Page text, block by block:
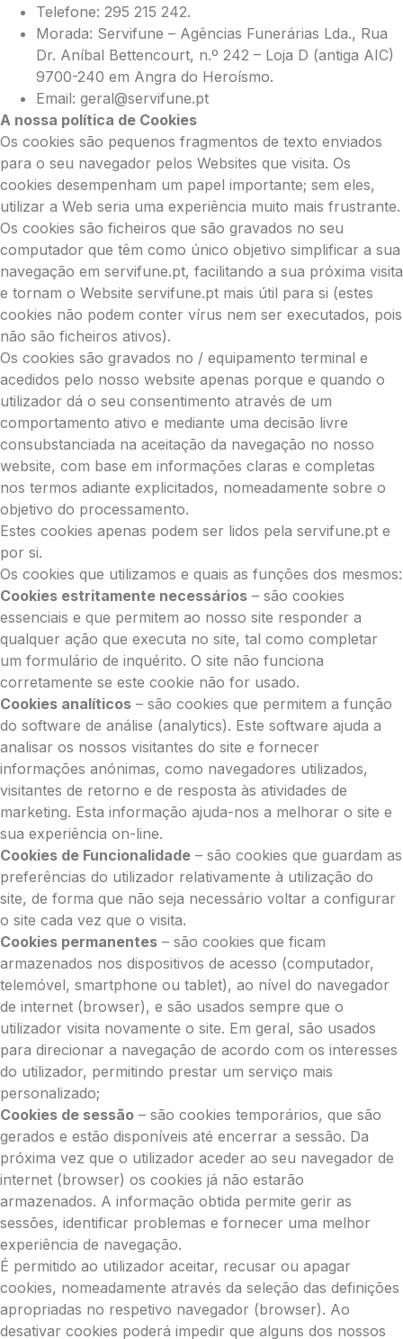
Telefone: 295 215 242.
Morada: Servifune – Agências Funerárias Lda., Rua
Dr. Aníbal Bettencourt, n.º 242 – Loja D (antiga AIC)
9700-240 em Angra do Heroísmo.
Email: geral@servifune.pt
A nossa política de Cookies
Os cookies são pequenos fragmentos de texto enviados
para o seu navegador pelos Websites que visita. Os
cookies desempenham um papel importante; sem eles,
utilizar a Web seria uma experiência muito mais frustrante.
Os cookies são ficheiros que são gravados no seu
computador que têm como único objetivo simplificar a sua
navegação em servifune.pt, facilitando a sua próxima visita
e tornam o Website servifune.pt mais útil para si (estes
cookies não podem conter vírus nem ser executados, pois
não são ficheiros ativos).
Os cookies são gravados no / equipamento terminal e
acedidos pelo nosso website apenas porque e quando o
utilizador dá o seu consentimento através de um
comportamento ativo e mediante uma decisão livre
consubstanciada na aceitação da navegação no nosso
website, com base em informações claras e completas
nos termos adiante explicitados, nomeadamente sobre o
objetivo do processamento.
Estes cookies apenas podem ser lidos pela servifune.pt e
por si.
Os cookies que utilizamos e quais as funções dos mesmos:
Cookies estritamente necessários – são cookies
essenciais e que permitem ao nosso site responder a
qualquer ação que executa no site, tal como completar
um formulário de inquérito. O site não funciona
corretamente se este cookie não for usado.
Cookies analíticos – são cookies que permitem a função
do software de análise (analytics). Este software ajuda a
analisar os nossos visitantes do site e fornecer
informações anónimas, como navegadores utilizados,
visitantes de retorno e de resposta às atividades de
marketing. Esta informação ajuda-nos a melhorar o site e
sua experiência on-line.
Cookies de Funcionalidade – são cookies que guardam as
preferências do utilizador relativamente à utilização do
site, de forma que não seja necessário voltar a configurar
o site cada vez que o visita.
Cookies permanentes – são cookies que ficam
armazenados nos dispositivos de acesso (computador,
telemóvel, smartphone ou tablet), ao nível do navegador
de internet (browser), e são usados sempre que o
utilizador visita novamente o site. Em geral, são usados
para direcionar a navegação de acordo com os interesses
do utilizador, permitindo prestar um serviço mais
personalizado;
Cookies de sessão – são cookies temporários, que são
gerados e estão disponíveis até encerrar a sessão. Da
próxima vez que o utilizador aceder ao seu navegador de
internet (browser) os cookies já não estarão
armazenados. A informação obtida permite gerir as
sessões, identificar problemas e fornecer uma melhor
experiência de navegação.
É permitido ao utilizador aceitar, recusar ou apagar
cookies, nomeadamente através da seleção das definições
apropriadas no respetivo navegador (browser). Ao
desativar cookies poderá impedir que alguns dos nossos